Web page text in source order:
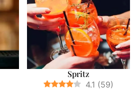
Spritz
4.1 (59)